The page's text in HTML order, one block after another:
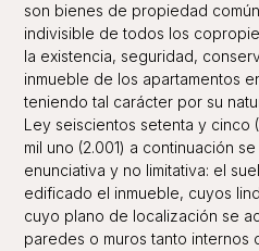
son bienes de propiedad
indivisible de todos los
la existencia, seguridad,
inmueble de los apartamentos
teniendo tal carácter por su
Ley seiscientos setenta y cinco
mil uno (2.001) a continuación
enunciativa y no limitativa: el
edificado el inmueble, cuyos
cuyo plano de localización se
paredes o muros tanto internos